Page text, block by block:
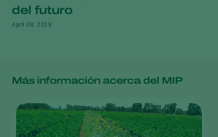
del futuro
April 08, 2019
Más información acerca del MIP